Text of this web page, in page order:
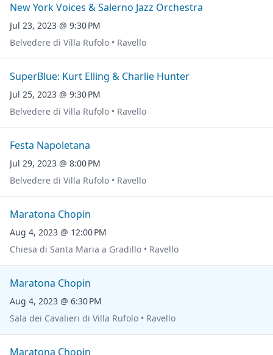
New York Voices & Salerno Jazz Orchestra
Jul 23, 2023 @ 9:30 PM
Belvedere di Villa Rufolo • Ravello
SuperBlue: Kurt Elling & Charlie Hunter
Jul 25, 2023 @ 9:30 PM
Belvedere di Villa Rufolo • Ravello
Festa Napoletana
Jul 29, 2023 @ 8:00 PM
Belvedere di Villa Rufolo • Ravello
Maratona Chopin
Aug 4, 2023 @ 12:00 PM
Chiesa di Santa Maria a Gradillo • Ravello
Maratona Chopin
Aug 4, 2023 @ 6:30 PM
Sala dei Cavalieri di Villa Rufolo • Ravello
Maratona Chopin